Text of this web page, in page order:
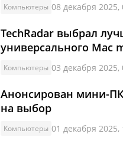
Компьютеры 08 декабря 2025,
TechRadar выбрал
универсального Mac
Компьютеры 03 декабря 2025,
Анонсирован мини-ПК
на выбор
Компьютеры 01 декабря 2025,